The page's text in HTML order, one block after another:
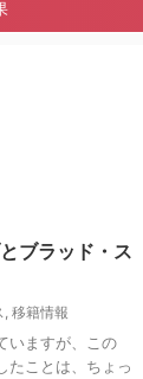
ブラッド・ス
, 移籍情報
いますが、この
たことは、ちょっ